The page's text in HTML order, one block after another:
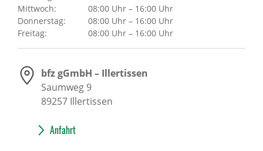
Mittwoch:
08:00 Uhr – 16:00 Uhr
Donnerstag:
08:00 Uhr – 16:00 Uhr
Freitag:
08:00 Uhr – 16:00 Uhr
bfz gGmbH – Illertissen
Saumweg 9
89257 Illertissen
Anfahrt